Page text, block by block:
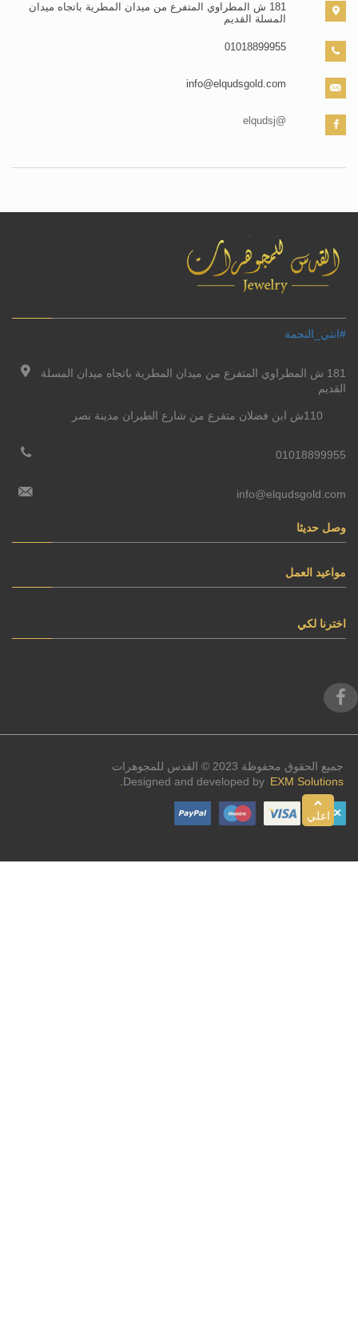
181 ش المطراوي المتفرع من ميدان المطرية باتجاه ميدان
المسلة القديم
01018899955
info@elqudsgold.com
@elqudsj
#انتي_النجمة
181 ش المطراوي المتفرع من ميدان المطرية باتجاه ميدان المسلة
القديم
110ش ابن فضلان متفرع من شارع الطيران مدينة نصر
01018899955
info@elqudsgold.com
وصل حديثا
مواعيد العمل
اخترنا لكي
جميع الحقوق محفوظة 2023 © القدس للمجوهرات
Designed and developed by EXM Solutions.
اعلي